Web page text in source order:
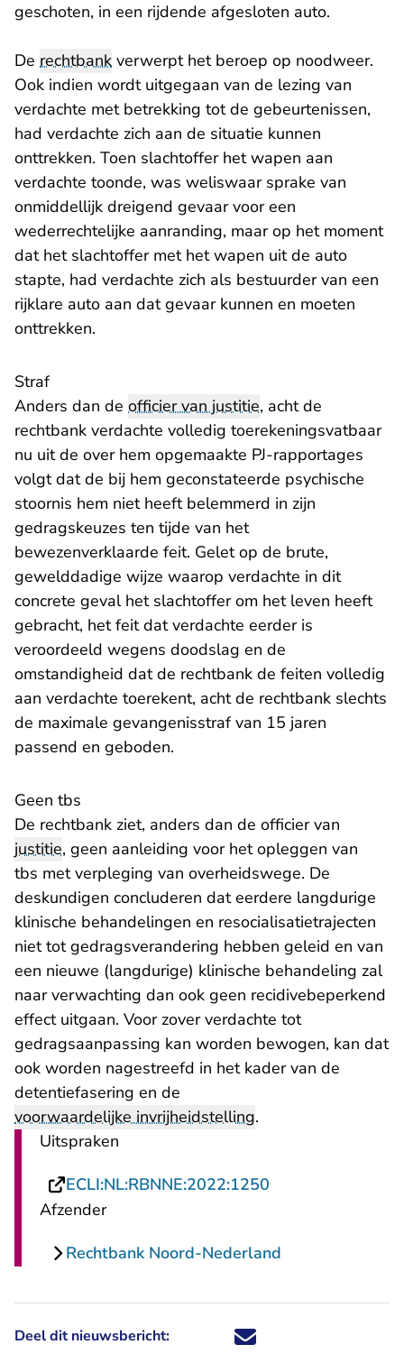
geschoten, in een rijdende afgesloten auto.
De rechtbank verwerpt het beroep op noodweer.
Ook indien wordt uitgegaan van de lezing van
verdachte met betrekking tot de gebeurtenissen,
had verdachte zich aan de situatie kunnen
onttrekken. Toen slachtoffer het wapen aan
verdachte toonde, was weliswaar sprake van
onmiddellijk dreigend gevaar voor een
wederrechtelijke aanranding, maar op het moment
dat het slachtoffer met het wapen uit de auto
stapte, had verdachte zich als bestuurder van een
rijklare auto aan dat gevaar kunnen en moeten
onttrekken.
Straf
Anders dan de officier van justitie, acht de
rechtbank verdachte volledig toerekeningsvatbaar
nu uit de over hem opgemaakte PJ-rapportages
volgt dat de bij hem geconstateerde psychische
stoornis hem niet heeft belemmerd in zijn
gedragskeuzes ten tijde van het
bewezenverklaarde feit. Gelet op de brute,
gewelddadige wijze waarop verdachte in dit
concrete geval het slachtoffer om het leven heeft
gebracht, het feit dat verdachte eerder is
veroordeeld wegens doodslag en de
omstandigheid dat de rechtbank de feiten volledig
aan verdachte toerekent, acht de rechtbank slechts
de maximale gevangenisstraf van 15 jaren
passend en geboden.
Geen tbs
De rechtbank ziet, anders dan de officier van
justitie, geen aanleiding voor het opleggen van
tbs met verpleging van overheidswege. De
deskundigen concluderen dat eerdere langdurige
klinische behandelingen en resocialisatietrajecten
niet tot gedragsverandering hebben geleid en van
een nieuwe (langdurige) klinische behandeling zal
naar verwachting dan ook geen recidivebeperkend
effect uitgaan. Voor zover verdachte tot
gedragsaanpassing kan worden bewogen, kan dat
ook worden nagestreefd in het kader van de
detentiefasering en de
voorwaardelijke invrijheidstelling.
Uitspraken
ECLI:NL:RBNNE:2022:1250
Afzender
Rechtbank Noord-Nederland
Deel dit nieuwsbericht: Deel dit nieuwsbericht via X -
Deel dit nieuwsbericht via
Deel dit nieuwsbericht
Deel dit